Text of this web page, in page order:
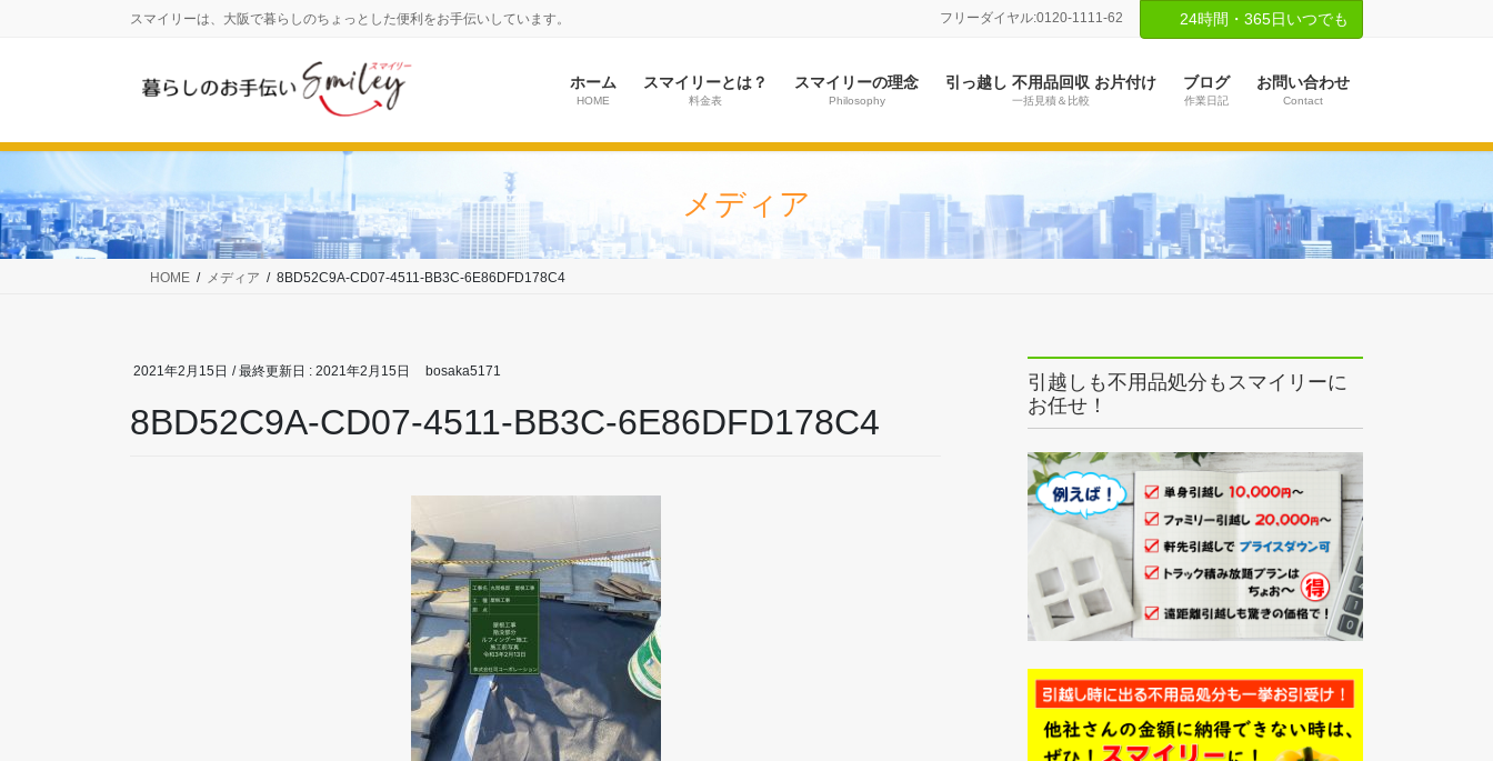
に
動
ョ
に
移
動
スマイリーは、大阪で暮らしのちょっとした便利をお手伝いしています。 フリーダイヤル:0120-1111-62 24時間・365日いつでも
ホーム
HOME
スマイリーとは？
料金表
スマイリーの理念
Philosophy
引っ越し 不用品回収 お片付け
一括見積＆比較
ブログ
作業日記
お問い合わせ
Contact
メディア
HOME メディア 8BD52C9A-CD07-4511-BB3C-6E86DFD178C4
2021年2月15日 / 最終更新日 : 2021年2月15日 bosaka5171
8BD52C9A-CD07-4511-BB3C-6E86DFD178C4
引越しも不用品処分もスマイリーに
お任せ！